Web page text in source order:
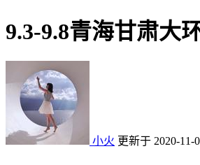
9.3-9.8青海甘肃大
小火 更新于 2020-11-